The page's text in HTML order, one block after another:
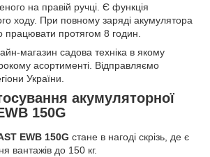
на правій ручці. Є функція
ходу. При повному заряді акумулятора
працювати протягом 8 годин.
магазин садова техніка в якому
асортименті. Відправляємо
України.
акумуляторної
150G
EWB 150G стане в нагоді скрізь, де є
вантажів до 150 кг.